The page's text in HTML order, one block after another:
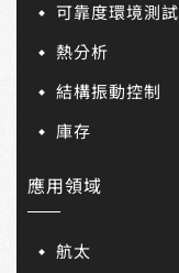
可靠度環境測試
熱分析
結構振動控制
庫存
應用領域
航太